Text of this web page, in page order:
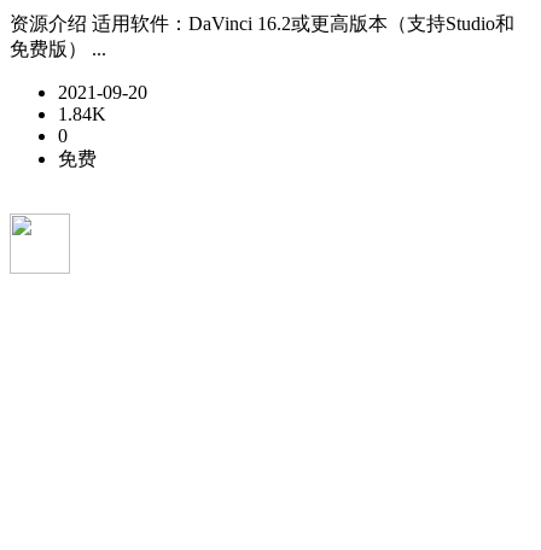
资源介绍 适用软件：DaVinci 16.2或更高版本（支持Studio和
免费版） ...
2021-09-20
1.84K
0
免费